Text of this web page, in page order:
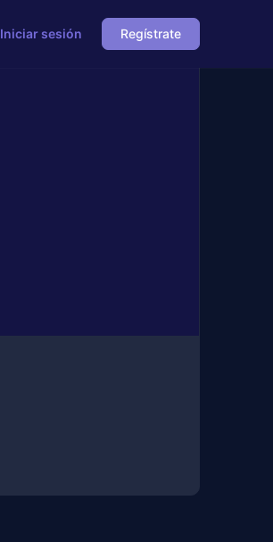
Iniciar sesión Regístrate